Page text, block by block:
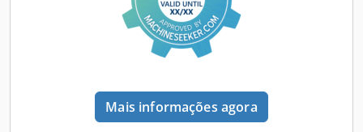
Mais informações agora